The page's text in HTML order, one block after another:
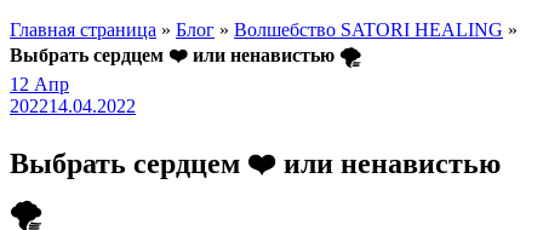
Главная страница » Блог » Волшебство SATORI HEALING »
Выбрать сердцем ❤️ или ненавистью 🌪️
12 Апр
202214.04.2022
Выбрать сердцем ❤️ или ненавистью
🌪️